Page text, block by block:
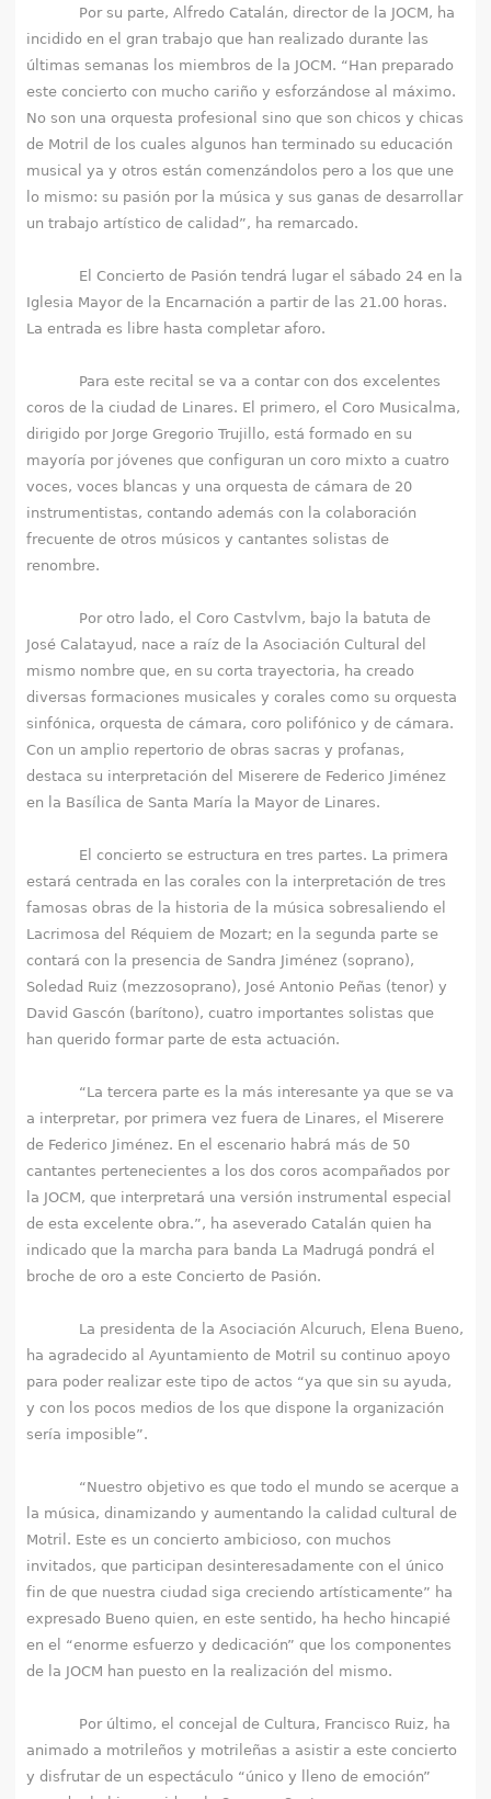
Por su parte, Alfredo Catalán, director de la JOCM, ha
incidido en el gran trabajo que han realizado durante las
últimas semanas los miembros de la JOCM. “Han preparado
este concierto con mucho cariño y esforzándose al máximo.
No son una orquesta profesional sino que son chicos y chicas
de Motril de los cuales algunos han terminado su educación
musical ya y otros están comenzándolos pero a los que une
lo mismo: su pasión por la música y sus ganas de desarrollar
un trabajo artístico de calidad”, ha remarcado.
El Concierto de Pasión tendrá lugar el sábado 24 en la
Iglesia Mayor de la Encarnación a partir de las 21.00 horas.
La entrada es libre hasta completar aforo.
Para este recital se va a contar con dos excelentes
coros de la ciudad de Linares. El primero, el Coro Musicalma,
dirigido por Jorge Gregorio Trujillo, está formado en su
mayoría por jóvenes que configuran un coro mixto a cuatro
voces, voces blancas y una orquesta de cámara de 20
instrumentistas, contando además con la colaboración
frecuente de otros músicos y cantantes solistas de
renombre.
Por otro lado, el Coro Castvlvm, bajo la batuta de
José Calatayud, nace a raíz de la Asociación Cultural del
mismo nombre que, en su corta trayectoria, ha creado
diversas formaciones musicales y corales como su orquesta
sinfónica, orquesta de cámara, coro polifónico y de cámara.
Con un amplio repertorio de obras sacras y profanas,
destaca su interpretación del Miserere de Federico Jiménez
en la Basílica de Santa María la Mayor de Linares.
El concierto se estructura en tres partes. La primera
estará centrada en las corales con la interpretación de tres
famosas obras de la historia de la música sobresaliendo el
Lacrimosa del Réquiem de Mozart; en la segunda parte se
contará con la presencia de Sandra Jiménez (soprano),
Soledad Ruiz (mezzosoprano), José Antonio Peñas (tenor) y
David Gascón (barítono), cuatro importantes solistas que
han querido formar parte de esta actuación.
“La tercera parte es la más interesante ya que se va
a interpretar, por primera vez fuera de Linares, el Miserere
de Federico Jiménez. En el escenario habrá más de 50
cantantes pertenecientes a los dos coros acompañados por
la JOCM, que interpretará una versión instrumental especial
de esta excelente obra.”, ha aseverado Catalán quien ha
indicado que la marcha para banda La Madrugá pondrá el
broche de oro a este Concierto de Pasión.
La presidenta de la Asociación Alcuruch, Elena Bueno,
ha agradecido al Ayuntamiento de Motril su continuo apoyo
para poder realizar este tipo de actos “ya que sin su ayuda,
y con los pocos medios de los que dispone la organización
sería imposible”.
“Nuestro objetivo es que todo el mundo se acerque a
la música, dinamizando y aumentando la calidad cultural de
Motril. Este es un concierto ambicioso, con muchos
invitados, que participan desinteresadamente con el único
fin de que nuestra ciudad siga creciendo artísticamente” ha
expresado Bueno quien, en este sentido, ha hecho hincapié
en el “enorme esfuerzo y dedicación” que los componentes
de la JOCM han puesto en la realización del mismo.
Por último, el concejal de Cultura, Francisco Ruiz, ha
animado a motrileños y motrileñas a asistir a este concierto
y disfrutar de un espectáculo “único y lleno de emoción”